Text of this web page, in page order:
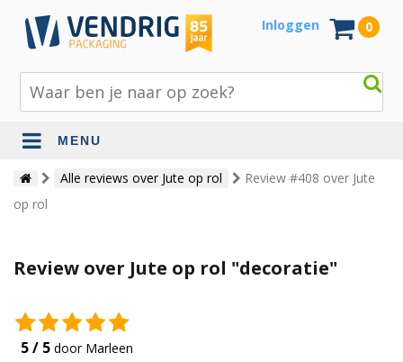
Inloggen 0
MENU
Beschermingsmateriaal
Bouw- en tuinmaterialen
Papier en karton
Tape en stickers
Alle reviews over Jute op rol
Review #408 over Jute
op rol
Review over Jute op rol "decoratie"
5 / 5 door Marleen